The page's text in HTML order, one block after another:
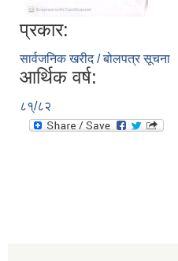
प्रकार:
सार्वजनिक खरीद / बोलपत्र सूचना
आर्थिक वर्ष:
८१्/८२